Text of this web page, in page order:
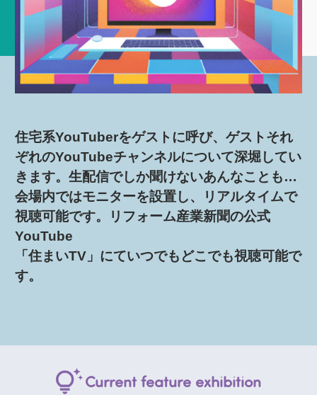
住宅系YouTuberをゲストに呼び、ゲストそれ
ぞれのYouTubeチャンネルについて深堀してい
きます。生配信でしか聞けないあんなことも…
会場内ではモニターを設置し、リアルタイムで
視聴可能です。リフォーム産業新聞の公式
YouTube
「住まいTV」にていつでもどこでも視聴可能で
す。
Current feature exhibition